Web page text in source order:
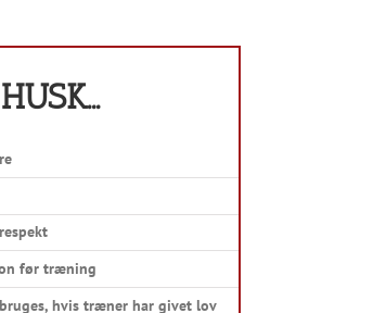
HUSK…
før træning
hvis træner har givet lov